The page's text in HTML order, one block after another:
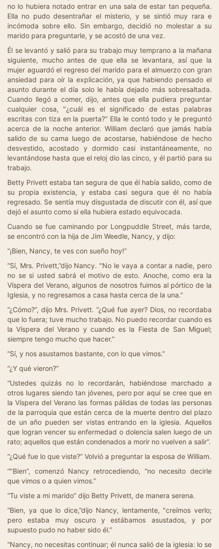
no lo hubiera notado entrar en una sala de estar tan pequeña.
Ella no pudo desentrañar el misterio, y se sintió muy rara e
incómoda sobre ello. Sin embargo, decidió no molestar a su
marido para preguntarle, y se acostó de una vez.
Él se levantó y salió para su trabajo muy temprano a la mañana
siguiente, mucho antes de que ella se levantara, así que la
mujer aguardó el regreso del marido para el almuerzo con gran
ansiedad para oír la explicación, ya que habiendo pensado el
asunto durante el día solo le había dejado más sobresaltada.
Cuando llegó a comer, dijo, antes que ella pudiera preguntar
cualquier cosa, "¿cuál es el significado de estas palabras
escritas con tiza en la puerta?” Ella le contó todo y le preguntó
acerca de la noche anterior. William declaró que jamás había
salido de su cama luego de acostarse, habiéndose de hecho
desvestido, acostado y dormido casi instantáneamente, no
levantándose hasta que el reloj dio las cinco, y él partió para su
trabajo.
Betty Privett estaba tan segura de que él había salido, como de
su propia existencia, y estaba casi segura que él no había
regresado. Se sentía muy disgustada de discutir con él, así que
dejó el asunto como si ella hubiera estado equivocada.
Cuando se fue caminando por Longpuddle Street, más tarde,
se encontró con la hija de Jim Weedle, Nancy, y dijo:
“¡Bien, Nancy, te ves con sueño hoy!”
“Sí, Mrs. Privett,”dijo Nancy. "No le vaya a contar a nadie, pero
no se si usted sabrá el motivo de esto. Anoche, como era la
Víspera del Verano, algunos de nosotros fuimos al pórtico de la
Iglesia, y no regresamos a casa hasta cerca de la una.”
“¿Cómo?”, dijo Mrs. Privett. “¿Qué fue ayer? Dios, no recordaba
que lo fuera; tuve mucho trabajo. No puedo recordar cuando es
la Víspera del Verano y cuando es la Fiesta de San Miguel;
siempre tengo mucho que hacer.”
“Sí, y nos asustamos bastante, con lo que vimos.”
“¿Y qué vieron?”
“Ustedes quizás no lo recordarán, habiéndose marchado a
otros lugares siendo tan jóvenes, pero por aquí se cree que en
la Víspera del Verano las formas pálidas de todas las personas
de la parroquia que están cerca de la muerte dentro del plazo
de un año pueden ser vistas entrando en la iglesia. Aquellos
que logran vencer su enfermedad o dolencia salen luego de un
rato; aquellos que están condenados a morir no vuelven a salir”.
“¿Qué fue lo que viste?” Volvió a preguntar la esposa de William.
“"Bien”, comenzó Nancy retrocediendo, “no necesito decirle
que vimos o a quien vimos.”
“Tu viste a mi marido” dijo Betty Privett, de manera serena.
“Bien, ya que lo dice,”dijo Nancy, lentamente, "creímos verlo;
pero estaba muy oscuro y estábamos asustados, y por
supuesto pudo no haber sido él.”
“Nancy, no necesitas continuar; él nunca salió de la iglesia: lo se